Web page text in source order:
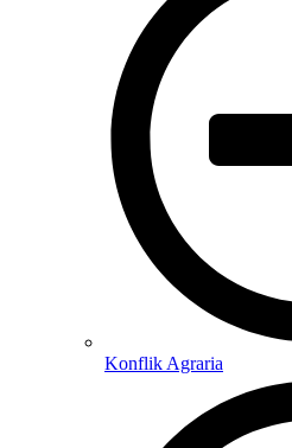
Konflik Agraria